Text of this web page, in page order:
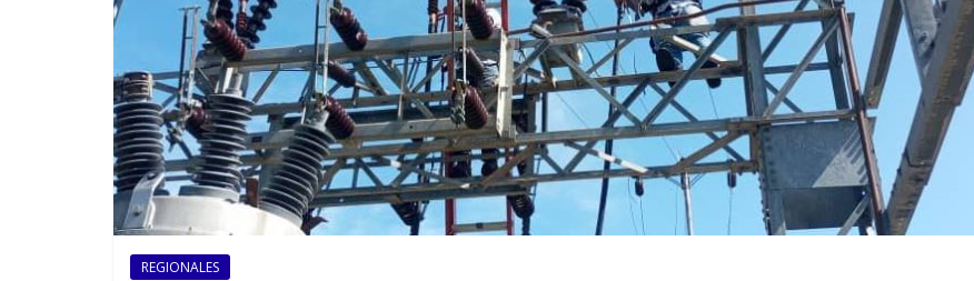
REGIONALES